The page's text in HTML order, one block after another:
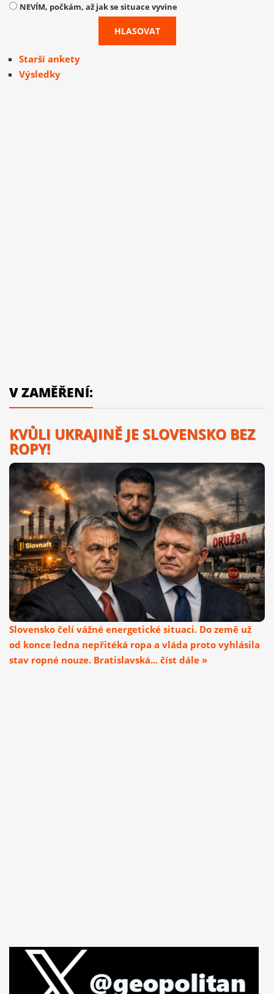
NEVÍM, počkám, až jak se situace vyvine
Starší ankety
Výsledky
V ZAMĚŘENÍ:
KVŮLI UKRAJINĚ JE SLOVENSKO BEZ
ROPY!
Slovensko čelí vážné energetické situaci. Do země už
od konce ledna nepřitéká ropa a vláda proto vyhlásila
stav ropné nouze. Bratislavská... číst dále »